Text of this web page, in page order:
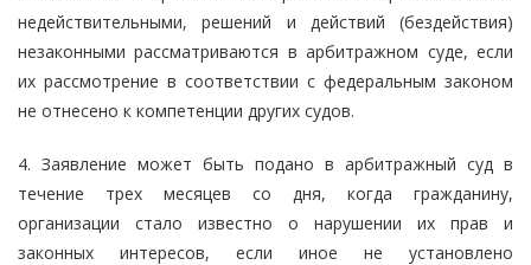
недействительными, решений и действий (бездействия)
незаконными рассматриваются в арбитражном суде, если
их рассмотрение в соответствии с федеральным законом
не отнесено к компетенции других судов.
4. Заявление может быть подано в арбитражный суд в
течение трех месяцев со дня, когда гражданину,
организации стало известно о нарушении их прав и
законных интересов, если иное не установлено